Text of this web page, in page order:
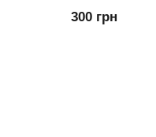
(527039)
300 грн